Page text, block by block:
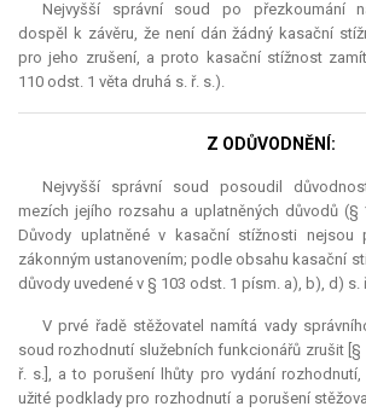
Nejvyšší správní soud po přezkoumání
dospěl k závěru, že není dán žádný kasační
pro jeho zrušení, a proto kasační stížnost
110 odst. 1 věta druhá s. ř. s.).
Z ODŮVODNĚNÍ:
Nejvyšší správní soud posoudil
mezích jejího rozsahu a uplatněných důvodů
Důvody uplatněné v kasační stížnosti nejsou
zákonným ustanovením; podle obsahu kasační
důvody uvedené v § 103 odst. 1 písm. a), b), d) s.
V prvé řadě stěžovatel namítá vady
soud rozhodnutí služebních funkcionářů zrušit
ř. s.], a to porušení lhůty pro vydání
užité podklady pro rozhodnutí a porušení